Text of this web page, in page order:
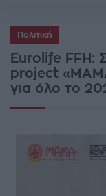
Πολιτική
Eurolife FFH:
project
για όλο το